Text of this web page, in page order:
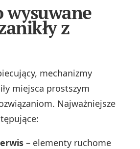
wysuwane
z
mechanizmy
miejsca prostszym
Najważniejsze
– elementy ruchome